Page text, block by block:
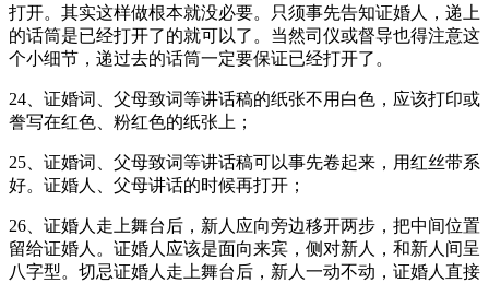
打开。其实这样做根本就没必要。只须事先告知证婚人，递上
的话筒是已经打开了的就可以了。当然司仪或督导也得注意这
个小细节，递过去的话筒一定要保证已经打开了。
24、证婚词、父母致词等讲话稿的纸张不用白色，应该打印或
誊写在红色、粉红色的纸张上；
25、证婚词、父母致词等讲话稿可以事先卷起来，用红丝带系
好。证婚人、父母讲话的时候再打开；
26、证婚人走上舞台后，新人应向旁边移开两步，把中间位置
留给证婚人。证婚人应该是面向来宾，侧对新人，和新人间呈
八字型。切忌证婚人走上舞台后，新人一动不动，证婚人直接